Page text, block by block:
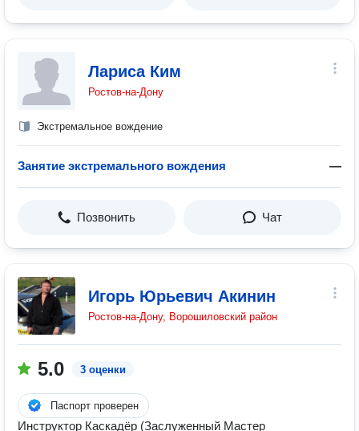
Лариса Ким
Ростов-на-Дону
Экстремальное вождение
Занятие экстремального вождения —
Позвонить Чат
Игорь Юрьевич Акинин
Ростов-на-Дону, Ворошиловский район
5.0 3 оценки
Паспорт проверен
Инструктор Каскадёр (Заслуженный Мастер